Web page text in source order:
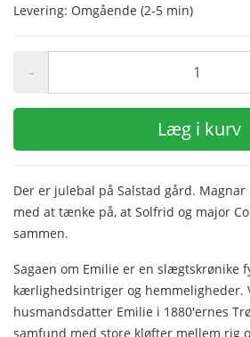
Levering: Omgående (2-5 min)
-
Læg i kurv
Der er julebal på Salstad gård.
med at tænke på, at Solfrid og major
sammen.
Sagaen om Emilie er en slægtskrønike
kærlighedsintriger og hemmeligheder.
husmandsdatter Emilie i 1880'ernes
samfund med store kløfter mellem rig